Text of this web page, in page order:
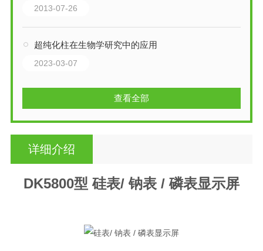
2013-07-26
超纯化柱在生物学研究中的应用
2023-03-07
查看全部
详细介绍
DK5800型硅表/ 钠表 / 磷表显示屏